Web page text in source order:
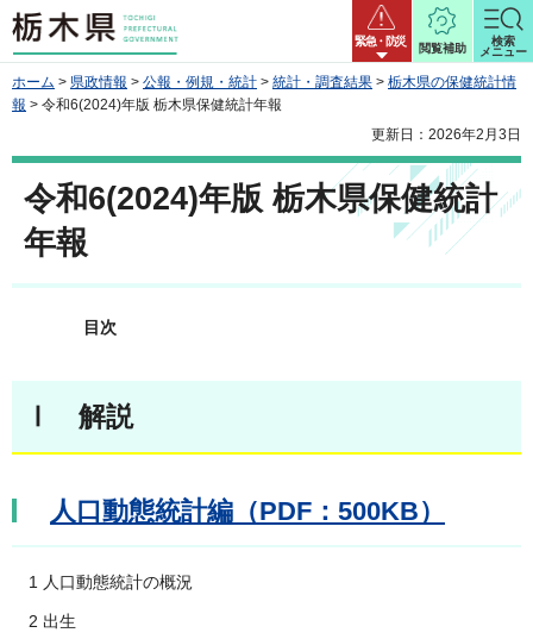
栃木県 緊急・防災
閲覧補助
検索
メニュー
ホーム > 県政情報 > 公報・例規・統計 > 統計・調査結果 > 栃木県の保健統計情
報 > 令和6(2024)年版 栃木県保健統計年報
更新日：2026年2月3日
令和6(2024)年版 栃木県保健統計
年報
目次
Ⅰ 解説
人口動態統計編（PDF：500KB）
1 人口動態統計の概況
2 出生